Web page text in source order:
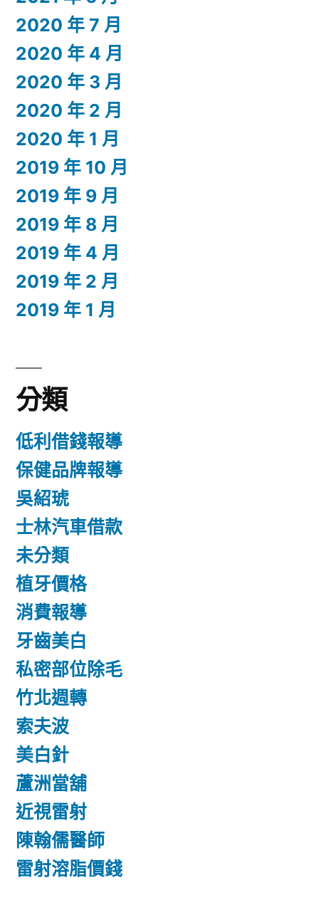
2020 年 7 月
2020 年 4 月
2020 年 3 月
2020 年 2 月
2020 年 1 月
2019 年 10 月
2019 年 9 月
2019 年 8 月
2019 年 4 月
2019 年 2 月
2019 年 1 月
分類
低利借錢報導
保健品牌報導
吳紹琥
士林汽車借款
未分類
植牙價格
消費報導
牙齒美白
私密部位除毛
竹北週轉
索夫波
美白針
蘆洲當舖
近視雷射
陳翰儒醫師
雷射溶脂價錢